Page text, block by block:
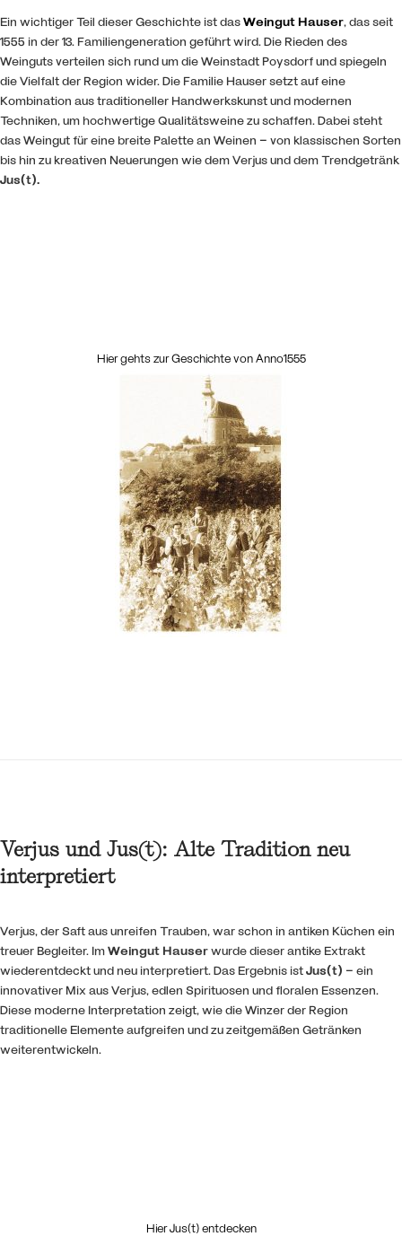
Ein wichtiger Teil dieser Geschichte ist dasWeingut Hauser, das seit
1555 in der 13. Familiengeneration geführt wird. Die Rieden des
Weinguts verteilen sich rund um die Weinstadt Poysdorf und spiegeln
die Vielfalt der Region wider. Die Familie Hauser setzt auf eine
Kombination aus traditioneller Handwerkskunst und modernen
Techniken, um hochwertige Qualitätsweine zu schaffen. Dabei steht
das Weingut für eine breite Palette an Weinen – von klassischen Sorten
bis hin zu kreativen Neuerungen wie dem Verjus und dem Trendgetränk
Jus(t).
Hier gehts zur Geschichte von Anno1555
Verjus und Jus(t): Alte Tradition neu
interpretiert
Verjus, der Saft aus unreifen Trauben, war schon in antiken Küchen ein
treuer Begleiter. ImWeingut Hauserwurde dieser antike Extrakt
wiederentdeckt und neu interpretiert. Das Ergebnis istJus(t) – ein
innovativer Mix aus Verjus, edlen Spirituosen und floralen Essenzen.
Diese moderne Interpretation zeigt, wie die Winzer der Region
traditionelle Elemente aufgreifen und zu zeitgemäßen Getränken
weiterentwickeln.
Hier Jus(t) entdecken